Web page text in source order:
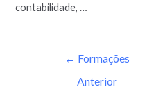
contabilidade, …
← Formações
Anterior